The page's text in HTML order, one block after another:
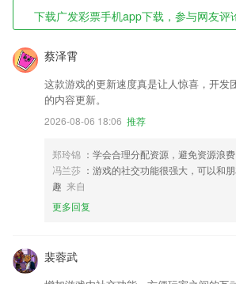
下载广发彩票手机app下载，参与网友评
蔡泽霄
这款游戏的更新速度真是让人惊喜，开发
的内容更新。
2026-08-06 18:06 推荐
郑玲锦 ：学会合理分配资源，避免资源浪费
冯兰莎 ：游戏的社交功能很强大，可以和
趣 来自
更多回复
裴蓉武